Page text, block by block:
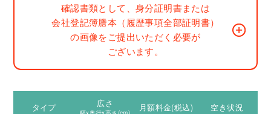
確認書類として、身分証明書または
会社登記簿謄本（履歴事項全部証明書）
の画像をご提出いただく必要が
ございます。
タイプ 広さ 月額料金(税込) 空き状況